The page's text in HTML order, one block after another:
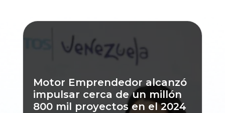
Motor Emprendedor alcanzó
impulsar cerca de un millón
800 mil proyectos en el 2024